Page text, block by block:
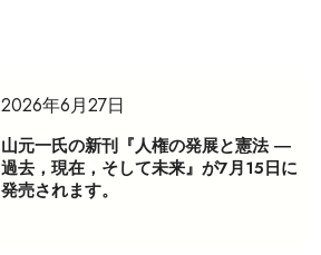
2026年6月27日
山元一氏の新刊『人権の発展と憲法 ―
過去，現在，そして未来』が7月15日に
発売されます。